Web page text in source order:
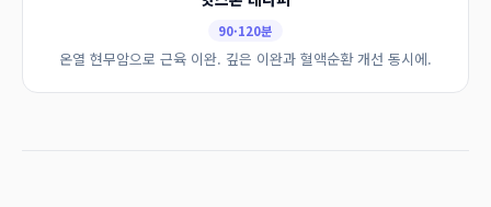
90·120분
온열 현무암으로 근육 이완. 깊은 이완과 혈액순환 개선 동시에.